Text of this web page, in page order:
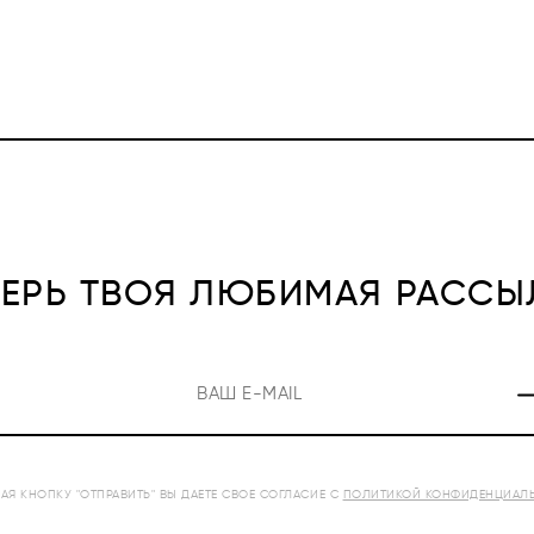
ТВОЯ ЛЮБИМАЯ
КНОПКУ "ОТПРАВИТЬ" ВЫ ДАЕТЕ СВОЕ СОГЛАСИЕ С ПОЛИТИКОЙ